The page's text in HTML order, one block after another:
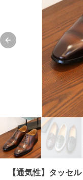
Previous slide
【通気性】タッセ